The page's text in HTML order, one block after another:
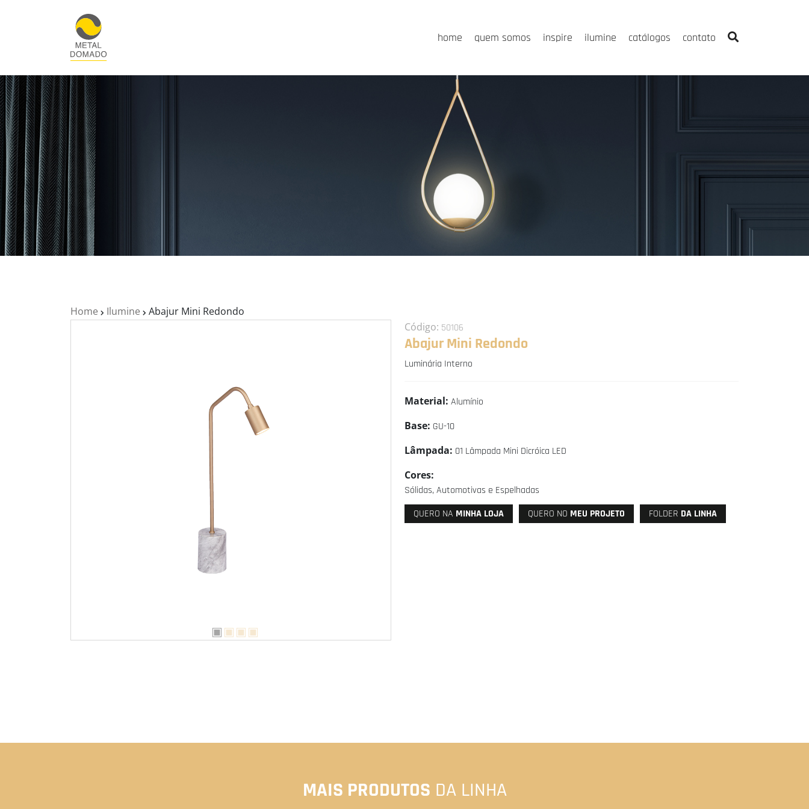
home quem somos inspire ilumine catálogos contato
Home Ilumine
Abajur Mini Redondo
Código: 50106
Abajur Mini Redondo
Luminária Interno
Material: Alumínio
Base: GU-10
Lâmpada: 01 Lâmpada Mini Dicróica LED
Cores:
Sólidas, Automotivas e Espelhadas
QUERO NA MINHA LOJA QUERO NO MEU PROJETO FOLDER DA LINHA
MAIS PRODUTOS DA LINHA